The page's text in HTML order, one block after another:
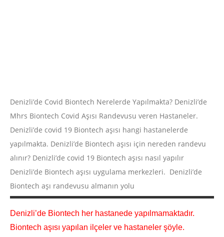
Denizli’de Covid Biontech Nerelerde Yapılmakta? Denizli’de
Mhrs Biontech Covid Aşısı Randevusu veren Hastaneler.
Denizli’de covid 19 Biontech aşısı hangi hastanelerde
yapılmakta. Denizli’de Biontech aşısı için nereden randevu
alınır? Denizli’de covid 19 Biontech aşısı nasıl yapılır
Denizli’de Biontech aşısı uygulama merkezleri. Denizli’de
Biontech aşı randevusu almanın yolu
Denizli’de Biontech her hastanede yapılmamaktadır.
Biontech aşısı yapılan ilçeler ve hastaneler şöyle.